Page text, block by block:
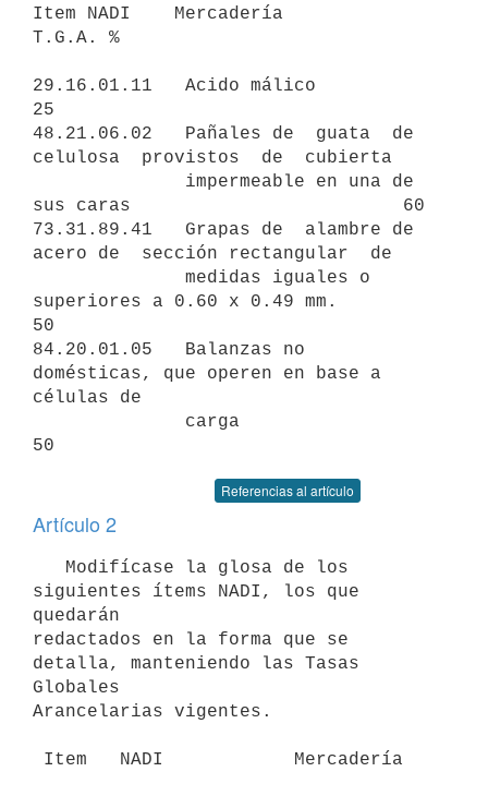
Item NADI    Mercadería
T.G.A. %
29.16.01.11   Acido málico
25
48.21.06.02   Pañales de  guata  de
celulosa  provistos  de  cubierta
sus caras                         60
73.31.89.41   Grapas de  alambre de
acero de  sección rectangular  de
superiores a 0.60 x 0.49 mm.
50
84.20.01.05   Balanzas no
domésticas, que operen en base a
células de
Referencias al artículo
Artículo 2
siguientes ítems NADI, los que
quedarán
redactados en la forma que se
detalla, manteniendo las Tasas
Globales
Arancelarias vigentes.